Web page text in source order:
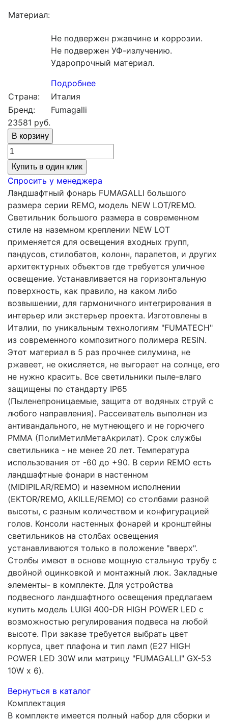
Материал:
Не подвержен ржавчине и коррозии.
Не подвержен УФ-излучению.
Ударопрочный материал.
Подробнее
Страна:
Италия
Бренд:
Fumagalli
23581 руб.
Купить в один клик
Спросить у менеджера
Ландшафтный фонарь FUMAGALLI большого
размера серии REMO, модель NEW LOT/REMO.
Светильник большого размера в современном
стиле на наземном креплении NEW LOT
применяется для освещения входных групп,
пандусов, стилобатов, колонн, парапетов, и других
архитектурных объектов где требуется уличное
освещение. Устанавливается на горизонтальную
поверхность, как правило, на каком либо
возвышении, для гармоничного интегрирования в
интерьер или экстерьер проекта. Изготовлены в
Италии, по уникальным технологиям "FUMATECH"
из современного композитного полимера RESIN.
Этот материал в 5 раз прочнее силумина, не
ржавеет, не окисляется, не выгорает на солнце, его
не нужно красить. Все светильники пыле-влаго
защищены по стандарту IP65
(Пыленепроницаемые, защита от водяных струй с
любого направления). Рассеиватель выполнен из
антивандального, не мутнеющего и не горючего
PMMA (ПолиМетилМетаАкрилат). Срок службы
светильника - не менее 20 лет. Температура
использования от -60 до +90. В серии REMO есть
ландшафтные фонари в настенном
(MIDIPILAR/REMO) и наземном исполнении
(EKTOR/REMO, AKILLE/REMO) со столбами разной
высоты, с разным количеством и конфигурацией
голов. Консоли настенных фонарей и кронштейны
светильников на столбах освещения
устанавливаются только в положение "вверх".
Столбы имеют в основе мощную стальную трубу с
двойной оцинковкой и монтажный люк. Закладные
элементы- в комплекте. Для устройства
подвесного ландшафтного освещения предлагаем
купить модель LUIGI 400-DR HIGH POWER LED с
возможностью регулирования подвеса на любой
высоте. При заказе требуется выбрать цвет
корпуса, цвет плафона и тип ламп (E27 HIGH
POWER LED 30W или матрицу "FUMAGALLI" GX-53
10W x 6).
Вернуться в каталог
Комплектация
В комплекте имеется полный набор для сборки и